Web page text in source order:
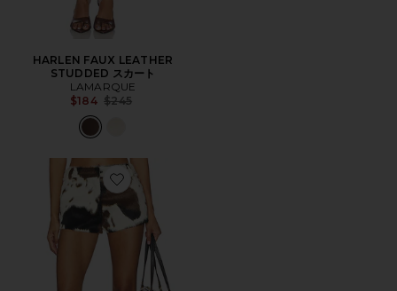
HARLEN FAUX LEATHER
STUDDED スカート
LAMARQUE
$184 Previous price:
$245
Favorite TAWNIA ショートパンツ